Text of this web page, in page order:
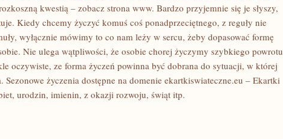
kwestią – zobacz strona www. Bardzo przyjemnie się je słyszy,
Kiedy chcemy życzyć komuś coś ponadprzeciętnego, z reguły nie
wyłącznie mówimy to co nam leży w sercu, żeby dopasować formę
Nie ulega wątpliwości, że osobie chorej życzymy szybkiego powrotu
oczywiste, ze forma życzeń powinna być dobrana do sytuacji, w której
Sezonowe życzenia dostępne na domenie ekartkiswiateczne.eu – Ekartki
urodzin, imienin, z okazji rozwoju, świąt itp.